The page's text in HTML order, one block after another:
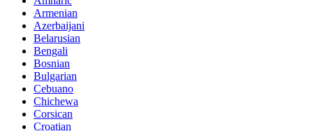
Armenian
Azerbaijani
Belarusian
Bengali
Bosnian
Bulgarian
Cebuano
Chichewa
Corsican
Croatian